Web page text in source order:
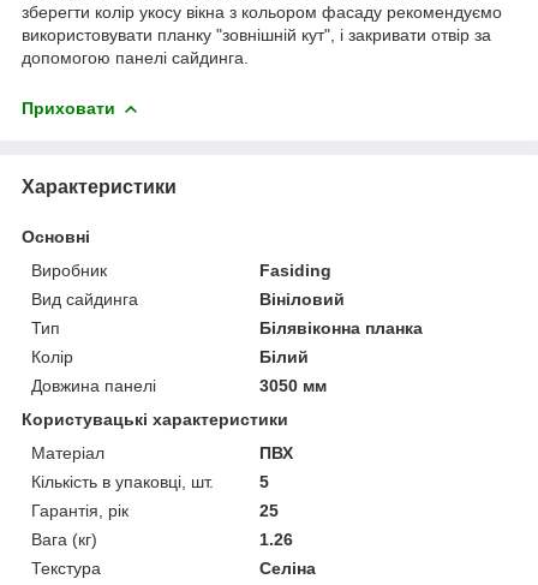
зберегти колір укосу вікна з кольором фасаду рекомендуємо
використовувати планку "зовнішній кут", і закривати отвір за
допомогою панелі сайдинга.
Приховати
Характеристики
Основні
Виробник
Fasiding
Вид сайдинга
Вініловий
Тип
Білявіконна планка
Колір
Білий
Довжина панелі
3050 мм
Користувацькі характеристики
Матеріал
ПВХ
Кількість в упаковці, шт.
5
Гарантія, рік
25
Вага (кг)
1.26
Текстура
Селіна